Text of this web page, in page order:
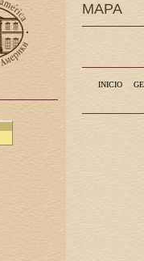
MAPA
INICIO